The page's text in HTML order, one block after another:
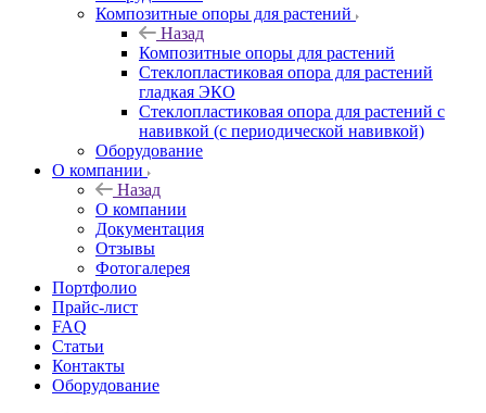
Композитные опоры для растений
Назад
Композитные опоры для растений
Стеклопластиковая опора для растений
гладкая ЭКО
Стеклопластиковая опора для растений с
навивкой (с периодической навивкой)
Оборудование
О компании
Назад
О компании
Документация
Отзывы
Фотогалерея
Портфолио
Прайс-лист
FAQ
Статьи
Контакты
Оборудование